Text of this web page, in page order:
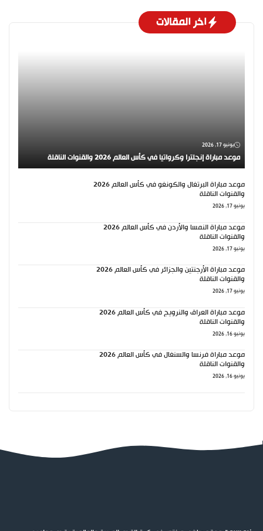
اخر المقالات
يونيو 17, 2026
موعد مباراة إنجلترا وكرواتيا في كأس العالم 2026 والقنوات الناقلة
موعد مباراة البرتغال والكونغو في كأس العالم 2026
والقنوات الناقلة
يونيو 17, 2026
موعد مباراة النمسا والأردن في كأس العالم 2026
والقنوات الناقلة
يونيو 17, 2026
موعد مباراة الأرجنتين والجزائر في كأس العالم 2026
والقنوات الناقلة
يونيو 17, 2026
موعد مباراة العراق والنرويج في كأس العالم 2026
والقنوات الناقلة
يونيو 16, 2026
موعد مباراة فرنسا والسنغال في كأس العالم 2026
والقنوات الناقلة
يونيو 16, 2026